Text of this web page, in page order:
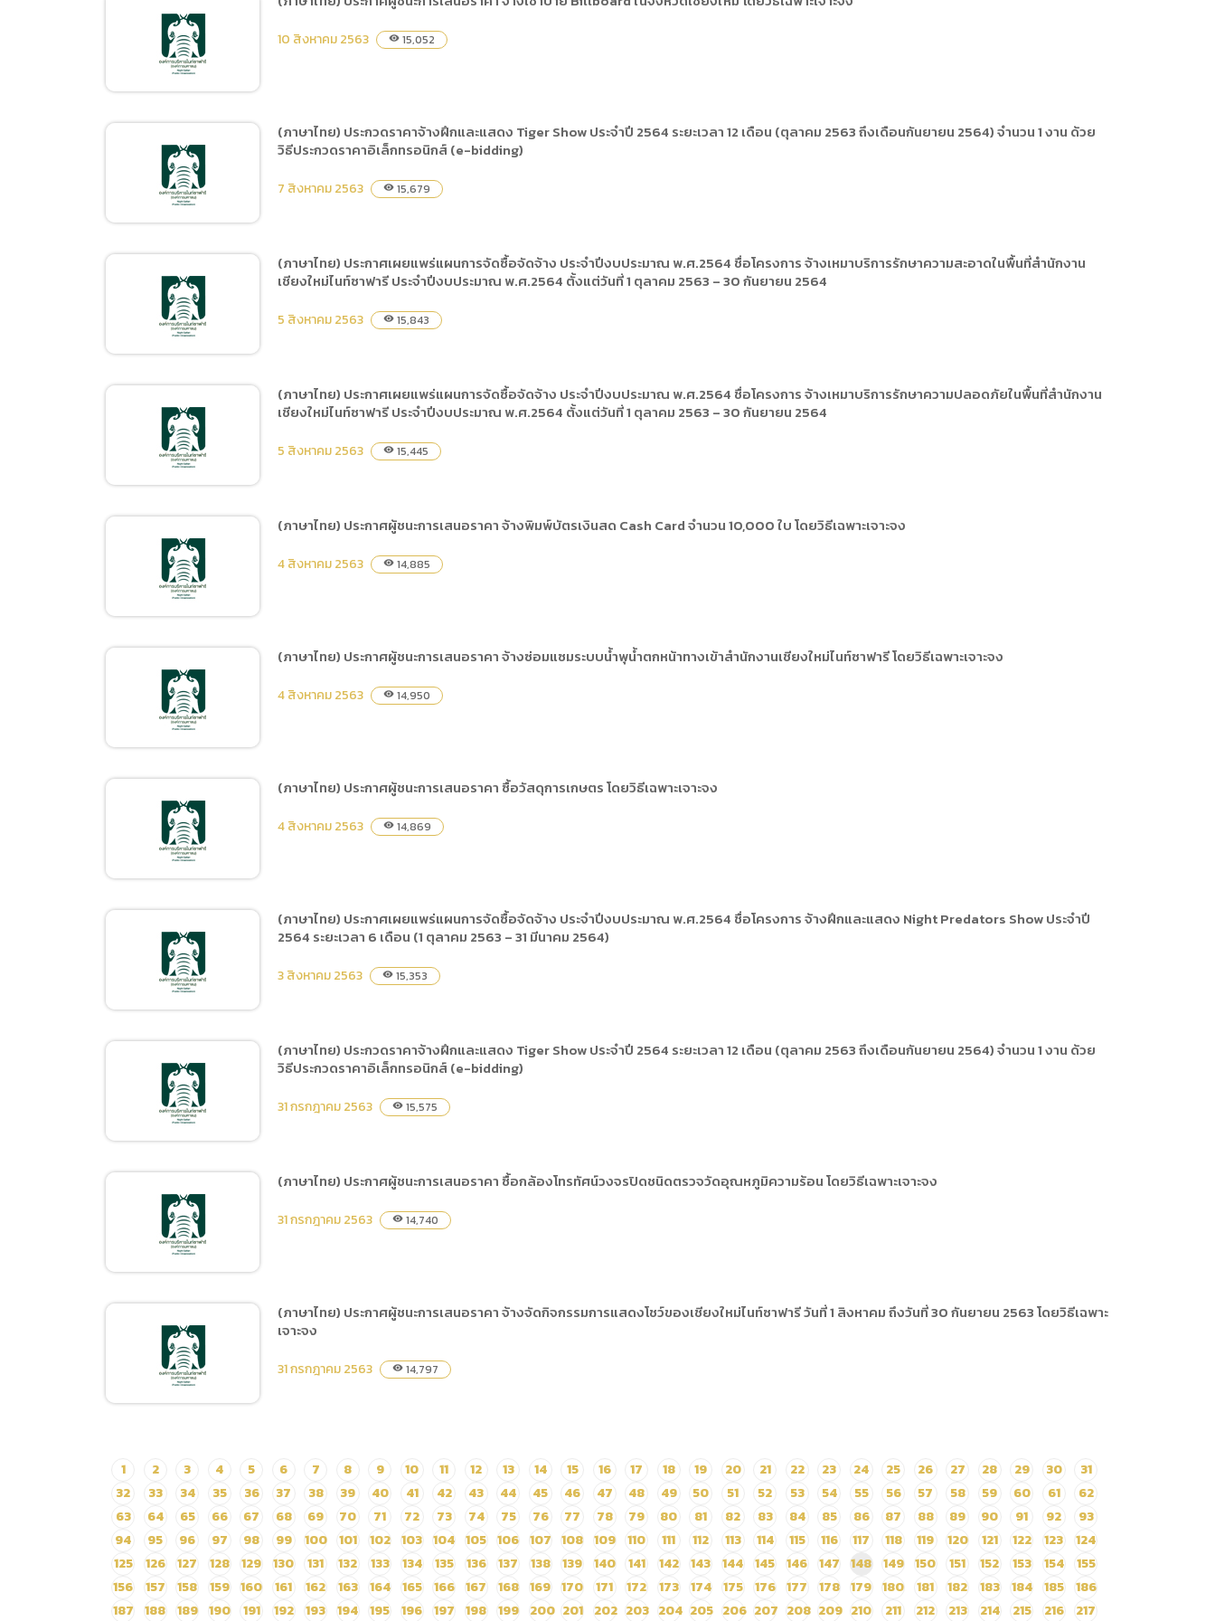
(ภาษาไทย) การเปิดเผยข้อมูลสาธารณะขององค์กร พ.ศ. 2569
Data utilization (Open Data)
(ภาษาไทย) ประกวดราคาจ้าง
ฝึกและแสดง Night
Predators Show ประจำปี
2564 ระยะเวลา 6 เดือน (1
ตุลาคม 2563 ถึง 31 มีนาคม
2564) ด้วยวิธีประกวดราคา
อิเล็กทรอนิกส์ (e-bidding)
(ภาษาไทย) ประกาศผู้ชนะ
การเสนอราคา จ้างเช่าป้าย
Billboard ในจังหวัด
เชียงใหม่ โดยวิธีเฉพาะ
เจาะจง
10 สิงหาคม 2563 visibility 15,052
(ภาษาไทย) ประกวดราคาจ้าง
ฝึกและแสดง Tiger Show
ประจำปี 2564 ระยะเวลา 12
เดือน (ตุลาคม 2563 ถึง
เดือนกันยายน 2564)
จำนวน 1 งาน ด้วยวิธี
ประกวดราคาอิเล็กทรอนิกส์
(e-bidding)
(ภาษาไทย) ประกวดราคาจ้างฝึกและแสดง Tiger Show ประจำปี 2564 ระยะเวลา 12 เดือน (ตุลาคม 2563 ถึงเดือนกันยายน 2564) จำนวน 1 งาน ด้วย
วิธีประกวดราคาอิเล็กทรอนิกส์ (e-bidding)
7 สิงหาคม 2563 visibility 15,679
(ภาษาไทย) ประกาศเผยแพร่
แผนการจัดซื้อจัดจ้าง ประจำ
ปีงบประมาณ พ.ศ.2564 ชื่อ
โครงการ จ้างเหมาบริการ
รักษาความสะอาดในพื้นที่
สำนักงานเชียงใหม่ไนท์
ซาฟารี ประจำปีงบประมาณ
พ.ศ.2564 ตั้งแต่วันที่ 1
ตุลาคม 2563 – 30 กันยายน
(ภาษาไทย) ประกาศเผยแพร่แผนการจัดซื้อจัดจ้าง ประจำปีงบประมาณ พ.ศ.2564 ชื่อโครงการ จ้างเหมาบริการรักษาความสะอาดในพื้นที่สำนักงาน
เชียงใหม่ไนท์ซาฟารี ประจำปีงบประมาณ พ.ศ.2564 ตั้งแต่วันที่ 1 ตุลาคม 2563 – 30 กันยายน 2564
5 สิงหาคม 2563 visibility 15,843
(ภาษาไทย) ประกาศเผยแพร่
แผนการจัดซื้อจัดจ้าง ประจำ
ปีงบประมาณ พ.ศ.2564 ชื่อ
โครงการ จ้างเหมาบริการ
รักษาความปลอดภัยในพื้นที่
สำนักงานเชียงใหม่ไนท์
ซาฟารี ประจำปีงบประมาณ
พ.ศ.2564 ตั้งแต่วันที่ 1
ตุลาคม 2563 – 30 กันยายน
(ภาษาไทย) ประกาศเผยแพร่แผนการจัดซื้อจัดจ้าง ประจำปีงบประมาณ พ.ศ.2564 ชื่อโครงการ จ้างเหมาบริการรักษาความปลอดภัยในพื้นที่สำนักงาน
เชียงใหม่ไนท์ซาฟารี ประจำปีงบประมาณ พ.ศ.2564 ตั้งแต่วันที่ 1 ตุลาคม 2563 – 30 กันยายน 2564
5 สิงหาคม 2563 visibility 15,445
(ภาษาไทย) ประกาศผู้ชนะ
การเสนอราคา จ้างพิมพ์บัตร
เงินสด Cash Card จำนวน
10,000 ใบ โดยวิธีเฉพาะ
เจาะจง
(ภาษาไทย) ประกาศผู้ชนะการเสนอราคา จ้างพิมพ์บัตรเงินสด Cash Card จำนวน 10,000 ใบ โดยวิธีเฉพาะเจาะจง
4 สิงหาคม 2563 visibility 14,885
(ภาษาไทย) ประกาศผู้ชนะ
การเสนอราคา จ้างซ่อมแซม
ระบบน้ำพุน้ำตกหน้าทางเข้า
สำนักงานเชียงใหม่ไนท์
ซาฟารี โดยวิธีเฉพาะเจาะจง
(ภาษาไทย) ประกาศผู้ชนะการเสนอราคา จ้างซ่อมแซมระบบน้ำพุน้ำตกหน้าทางเข้าสำนักงานเชียงใหม่ไนท์ซาฟารี โดยวิธีเฉพาะเจาะจง
4 สิงหาคม 2563 visibility 14,950
(ภาษาไทย) ประกาศผู้ชนะ
การเสนอราคา ซื้อวัสดุ
การเกษตร โดยวิธีเฉพาะ
เจาะจง
(ภาษาไทย) ประกาศผู้ชนะการเสนอราคา ซื้อวัสดุการเกษตร โดยวิธีเฉพาะเจาะจง
4 สิงหาคม 2563 visibility 14,869
(ภาษาไทย) ประกาศเผยแพร่
แผนการจัดซื้อจัดจ้าง ประจำ
ปีงบประมาณ พ.ศ.2564 ชื่อ
โครงการ จ้างฝึกและแสดง
Night Predators Show
ประจำปี 2564 ระยะเวลา 6
เดือน (1 ตุลาคม 2563 – 31
มีนาคม 2564)
(ภาษาไทย) ประกาศเผยแพร่แผนการจัดซื้อจัดจ้าง ประจำปีงบประมาณ พ.ศ.2564 ชื่อโครงการ จ้างฝึกและแสดง Night Predators Show ประจำปี
2564 ระยะเวลา 6 เดือน (1 ตุลาคม 2563 – 31 มีนาคม 2564)
3 สิงหาคม 2563 visibility 15,353
(ภาษาไทย) ประกวดราคาจ้าง
ฝึกและแสดง Tiger Show
ประจำปี 2564 ระยะเวลา 12
เดือน (ตุลาคม 2563 ถึง
เดือนกันยายน 2564)
จำนวน 1 งาน ด้วยวิธี
ประกวดราคาอิเล็กทรอนิกส์
(e-bidding)
(ภาษาไทย) ประกวดราคาจ้างฝึกและแสดง Tiger Show ประจำปี 2564 ระยะเวลา 12 เดือน (ตุลาคม 2563 ถึงเดือนกันยายน 2564) จำนวน 1 งาน ด้วย
วิธีประกวดราคาอิเล็กทรอนิกส์ (e-bidding)
31 กรกฎาคม 2563 visibility 15,575
(ภาษาไทย) ประกาศผู้ชนะ
การเสนอราคา ซื้อกล้อง
โทรทัศน์วงจรปิดชนิดตรวจ
วัดอุณหภูมิความร้อน โดย
(ภาษาไทย) ประกาศผู้ชนะการเสนอราคา ซื้อกล้องโทรทัศน์วงจรปิดชนิดตรวจวัดอุณหภูมิความร้อน โดยวิธีเฉพาะเจาะจง
31 กรกฎาคม 2563 visibility 14,740
(ภาษาไทย) ประกาศผู้ชนะ
การเสนอราคา จ้างจัด
กิจกรรมการแสดงโชว์ของ
เชียงใหม่ไนท์ซาฟารี วันที่ 1
สิงหาคม ถึงวันที่ 30
กันยายน 2563 โดยวิธีเฉพาะ
เจาะจง
(ภาษาไทย) ประกาศผู้ชนะการเสนอราคา จ้างจัดกิจกรรมการแสดงโชว์ของเชียงใหม่ไนท์ซาฟารี วันที่ 1 สิงหาคม ถึงวันที่ 30 กันยายน 2563 โดยวิธีเฉพาะ
เจาะจง
31 กรกฎาคม 2563 visibility 14,797
1 2 3 4 5 6 7 8 9 10 11 12 13 14 15 16 17 18 19 20 21 22 23 24 25 26 27 28 29 30
31
32
33 34 35 36 37 38 39 40 41 42 43 44 45 46 47 48 49 50 51 52 53 54 55 56 57 58 59 60 61
62
63
64 65 66 67 68 69 70 71 72 73 74 75 76 77 78 79 80 81 82 83 84 85 86 87 88 89 90 91 92
93
94
95 96 97 98 99 100 101 102 103 104 105 106 107 108 109 110 111 112 113 114 115 116 117 118 119 120 121 122 123
124
125
126 127 128 129 130 131 132 133 134 135 136 137 138 139 140 141 142 143 144 145 146 147 148 149 150 151 152 153 154
155
156
157 158 159 160 161 162 163 164 165 166 167 168 169 170 171 172 173 174 175 176 177 178 179 180 181 182 183 184 185
186
187
188 189 190 191 192 193 194 195 196 197 198 199 200 201 202 203 204 205 206 207 208 209 210 211 212 213 214 215 216 217